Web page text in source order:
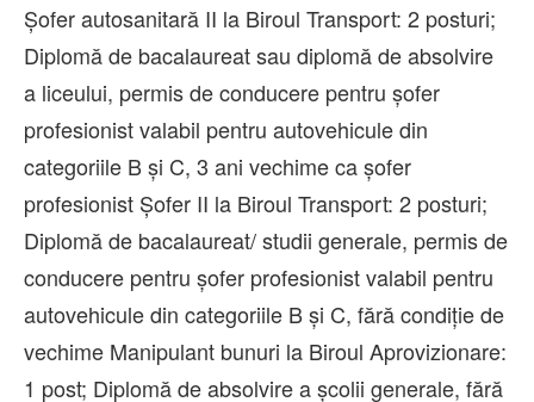
Șofer autosanitară II la Biroul Transport: 2 posturi;
Diplomă de bacalaureat sau diplomă de absolvire
a liceului, permis de conducere pentru șofer
profesionist valabil pentru autovehicule din
categoriile B și C, 3 ani vechime ca șofer
profesionist Șofer II la Biroul Transport: 2 posturi;
Diplomă de bacalaureat/ studii generale, permis de
conducere pentru șofer profesionist valabil pentru
autovehicule din categoriile B și C, fără condiţie de
vechime Manipulant bunuri la Biroul Aprovizionare:
1 post; Diplomă de absolvire a școlii generale, fără